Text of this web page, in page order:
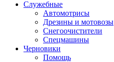
Служебные
Автомотрисы
Дрезины и мотовозы
Снегоочистители
Спецмашины
Черновики
Помощь